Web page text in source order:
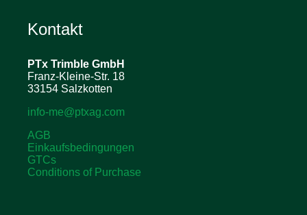
Kontakt
PTx Trimble GmbH
Franz-Kleine-Str. 18
33154 Salzkotten
info-me@ptxag.com
AGB
Einkaufsbedingungen
GTCs
Conditions of Purchase